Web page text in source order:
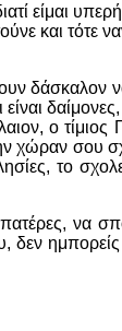
είμαι
και τότε
δάσκαλον
δαίμονες,
ο τίμιος
χώραν σου
το
να
δεν